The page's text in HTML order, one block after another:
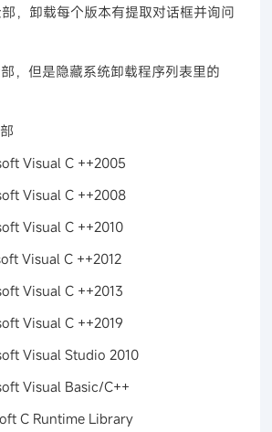
，卸载每个版本有提取对话框并询问
，但是隐藏系统卸载程序列表里的
Visual C ++2005
Visual C ++2008
Visual C ++2010
Visual C ++2012
Visual C ++2013
Visual C ++2019
Visual Studio 2010
Visual Basic/C++
C Runtime Library